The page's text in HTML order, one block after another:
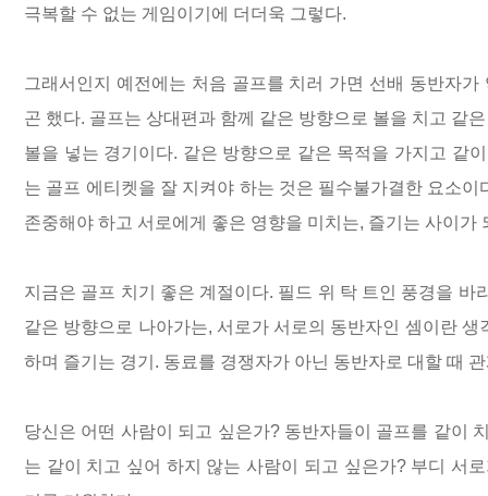
극복할 수 없는 게임이기에 더더욱 그렇다.
그래서인지 예전에는 처음 골프를 치러 가면 선배 동반자
곤 했다. 골프는 상대편과 함께 같은 방향으로 볼을 치고 같
볼을 넣는 경기이다. 같은 방향으로 같은 목적을 가지고 같
는 골프 에티켓을 잘 지켜야 하는 것은 필수불가결한 요소
존중해야 하고 서로에게 좋은 영향을 미치는, 즐기는 사이가
지금은 골프 치기 좋은 계절이다. 필드 위 탁 트인 풍경을
같은 방향으로 나아가는, 서로가 서로의 동반자인 셈이란
하며 즐기는 경기. 동료를 경쟁자가 아닌 동반자로 대할 때
당신은 어떤 사람이 되고 싶은가? 동반자들이 골프를 같이
는 같이 치고 싶어 하지 않는 사람이 되고 싶은가? 부디 서